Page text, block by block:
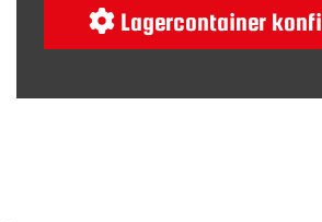
Lagercontainer